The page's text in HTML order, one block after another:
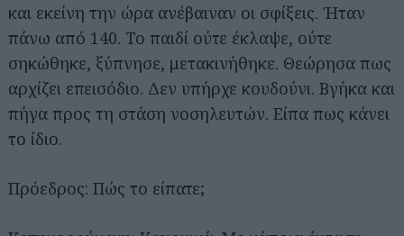
και εκείνη την ώρα ανέβαιναν οι σφίξεις. Ήταν
πάνω από 140. Το παιδί ούτε έκλαψε, ούτε
σηκώθηκε, ξύπνησε, μετακινήθηκε. Θεώρησα πως
αρχίζει επεισόδιο. Δεν υπήρχε κουδούνι. Βγήκα και
πήγα προς τη στάση νοσηλευτών. Είπα πως κάνει
το ίδιο.
Πρόεδρος: Πώς το είπατε;